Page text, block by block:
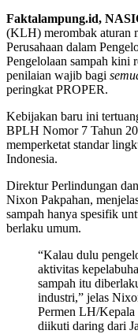
Faktalampung.id,
(KLH) merombak aturan
Perusahaan dalam
Pengelolaan sampah kini
penilaian wajib bagi
peringkat PROPER.
Kebijakan baru ini
BPLH Nomor 7 Tahun
memperketat standar
Indonesia.
Direktur Perlindungan
Nixon Pakpahan,
sampah hanya spesifik
berlaku umum.
“Kalau dulu
aktivitas
sampah itu
industri,” jelas
Permen LH/
diikuti daring dari